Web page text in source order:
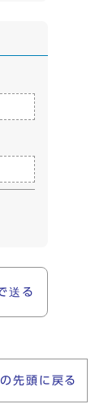
送る
先頭に戻る